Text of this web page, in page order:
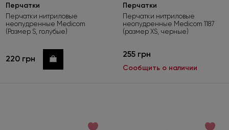
Перчатки
Перчатки нитриловые
неопудренные Medicom
(Размер S, голубые)
220 грн Купить
Перчатки
Перчатки нитриловые
неопудренные Medicom 1187
(размер XS, черные)
255 грн
Сообщить о наличии